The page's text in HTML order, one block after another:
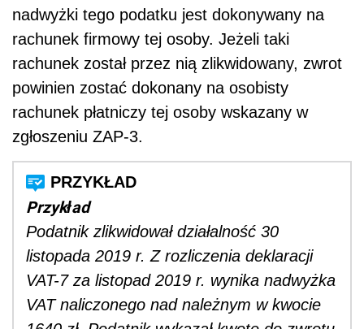
nadwyżki tego podatku jest dokonywany na
rachunek firmowy tej osoby. Jeżeli taki
rachunek został przez nią zlikwidowany, zwrot
powinien zostać dokonany na osobisty
rachunek płatniczy tej osoby wskazany w
zgłoszeniu ZAP-3.
Przykład
Podatnik zlikwidował działalność 30
listopada 2019 r. Z rozliczenia deklaracji
VAT-7 za listopad 2019 r. wynika nadwyżka
VAT naliczonego nad należnym w kwocie